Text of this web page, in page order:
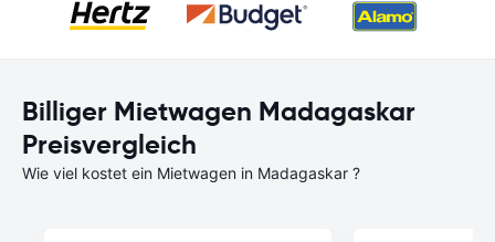
Billiger Mietwagen Madagaskar
Preisvergleich
Wie viel kostet ein Mietwagen in Madagaskar ?